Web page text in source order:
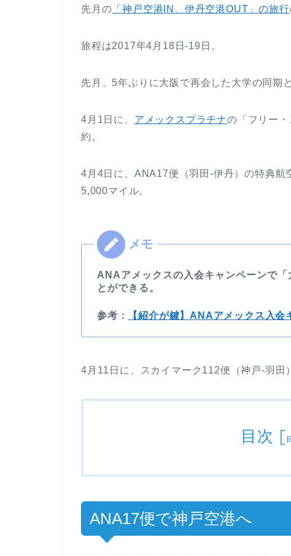
先月の 「神戸空港IN、伊丹空港OUT」の旅行
旅程は2017年4月18日-19日。
先月、5年ぶりに大阪で再会した大学の同期
4月1日に、 アメックスプラチナの「フリー
約。
4月4日に、ANA17便（羽田-伊丹）の特典航
5,000マイル。
ANAアメックスの入会キャンペーンで
とができる。
参考： 【紹介が鍵】ANAアメックス入
4月11日に、スカイマーク112便（神戸-羽田
目次 [
ANA17便で神戸空港へ